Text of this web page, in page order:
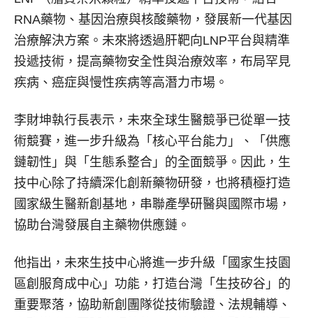
RNA藥物、基因治療與核酸藥物，發展新一代基因
治療解決方案。未來將透過肝靶向LNP平台與精準
投遞技術，提高藥物安全性與治療效率，布局罕見
疾病、癌症與慢性疾病等高潛力市場。
李財坤執行長表示，未來全球生醫競爭已從單一技
術競賽，進一步升級為「核心平台能力」、「供應
鏈韌性」與「生態系整合」的全面競爭。因此，生
技中心除了持續深化創新藥物研發，也將積極打造
國家級生醫新創基地，串聯產學研醫與國際市場，
協助台灣發展自主藥物供應鏈。
他指出，未來生技中心將進一步升級「國家生技園
區創服育成中心」功能，打造台灣「生技矽谷」的
重要聚落，協助新創團隊從技術驗證、法規輔導、